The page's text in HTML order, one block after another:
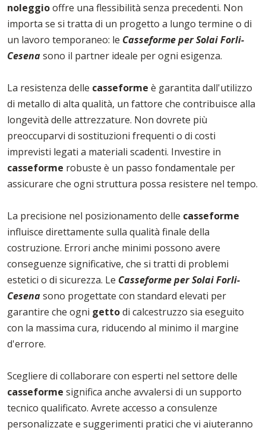
noleggiooffre una flessibilità senza precedenti. Non
importa se si tratta di un progetto a lungo termine o di
un lavoro temporaneo: le Casseforme per Solai Forli-
Cesenasono il partner ideale per ogni esigenza.
La resistenza delle casseforme è garantita dall'utilizzo
di metallo di alta qualità, un fattore che contribuisce alla
longevità delle attrezzature. Non dovrete più
preoccuparvi di sostituzioni frequenti o di costi
imprevisti legati a materiali scadenti. Investire in
casseforme robuste è un passo fondamentale per
assicurare che ogni struttura possa resistere nel tempo.
La precisione nel posizionamento delle casseforme
influisce direttamente sulla qualità finale della
costruzione. Errori anche minimi possono avere
conseguenze significative, che si tratti di problemi
estetici o di sicurezza. Le Casseforme per Solai Forli-
Cesenasono progettate con standard elevati per
garantire che ogni gettodi calcestruzzo sia eseguito
con la massima cura, riducendo al minimo il margine
d'errore.
Scegliere di collaborare con esperti nel settore delle
casseforme significa anche avvalersi di un supporto
tecnico qualificato. Avrete accesso a consulenze
personalizzate e suggerimenti pratici che vi aiuteranno